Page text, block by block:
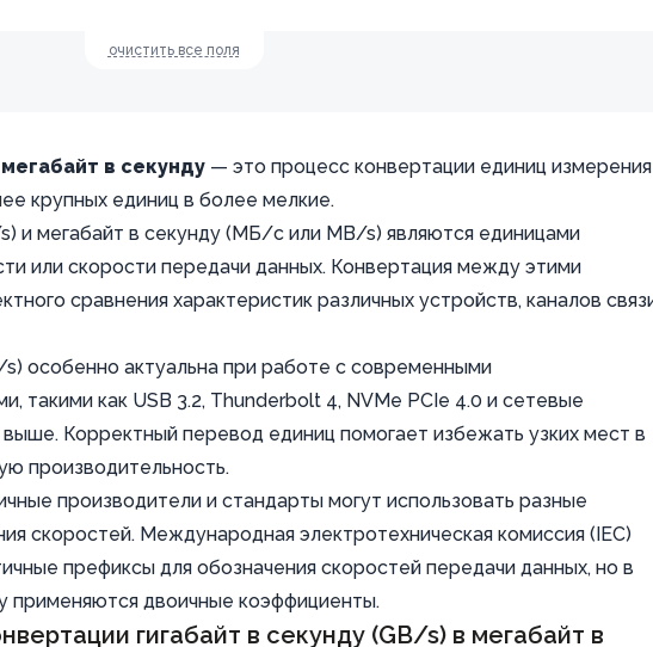
очистить все поля
в секунду — это процесс конвертации единиц измерения
крупных единиц в более мелкие.
и мегабайт в секунду (МБ/с или MB/s) являются единицами
или скорости передачи данных. Конвертация между этими
сравнения характеристик различных устройств, каналов
особенно актуальна при работе с современными
такими как USB 3.2, Thunderbolt 4, NVMe PCIe 4.0 и сетевые
Корректный перевод единиц помогает избежать узких мест в
производительность.
производители и стандарты могут использовать разные
скоростей. Международная электротехническая комиссия (IEC)
префиксы для обозначения скоростей передачи данных, но в
применяются двоичные коэффициенты.
гигабайт в секунду (GB/s) в мегабайт в